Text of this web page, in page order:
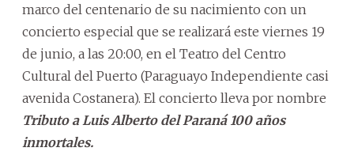
marco del centenario de su nacimiento con un
concierto especial que se realizará este viernes 19
de junio, a las 20:00, en el Teatro del Centro
Cultural del Puerto (Paraguayo Independiente casi
avenida Costanera). El concierto lleva por nombre
Tributo a Luis Alberto del Paraná 100 años
inmortales.